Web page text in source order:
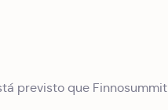
previsto que Finnosummit